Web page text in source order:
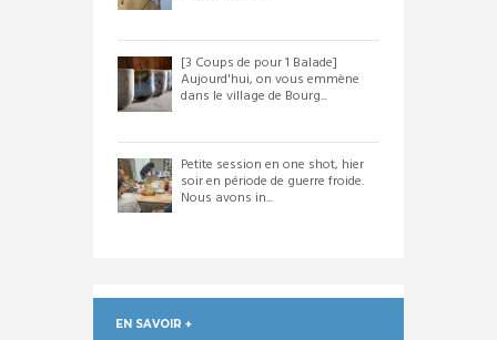
[3 Coups de pour 1 Balade]
Aujourd'hui, on vous emmène
dans le village de Bourg...
Petite session en one shot, hier
soir en période de guerre froide.
Nous avons in...
EN SAVOIR +